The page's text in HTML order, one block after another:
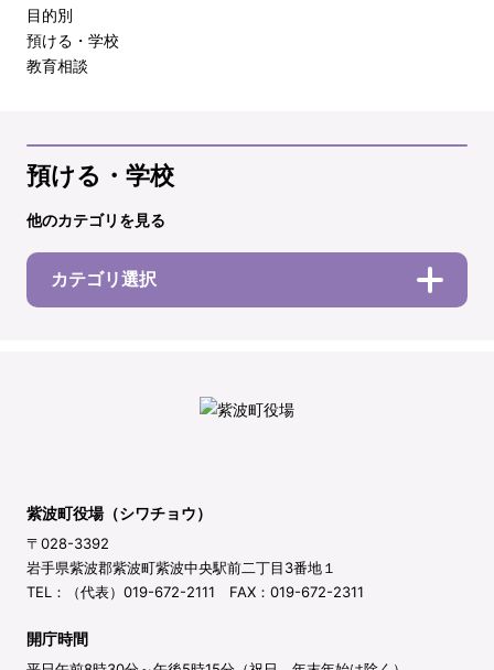
目的別
預ける・学校
教育相談
預ける・学校
他のカテゴリを見る
カテゴリ選択
紫波町役場（シワチョウ）
〒028-3392
岩手県紫波郡紫波町紫波中央駅前二丁目3番地１
TEL：（代表）019-672-2111 FAX：019-672-2311
開庁時間